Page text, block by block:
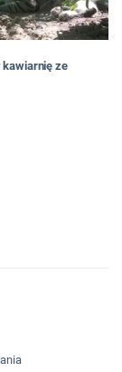
ze